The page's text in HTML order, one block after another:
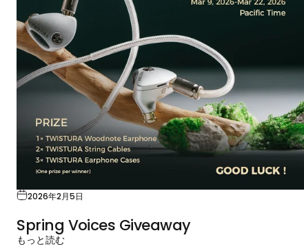
2026年2月5日
Spring Voices Giveaway
もっと読む